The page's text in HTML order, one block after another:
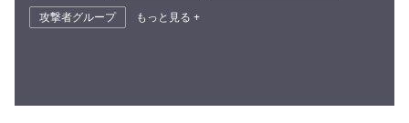
攻撃者グループ
もっと見る +